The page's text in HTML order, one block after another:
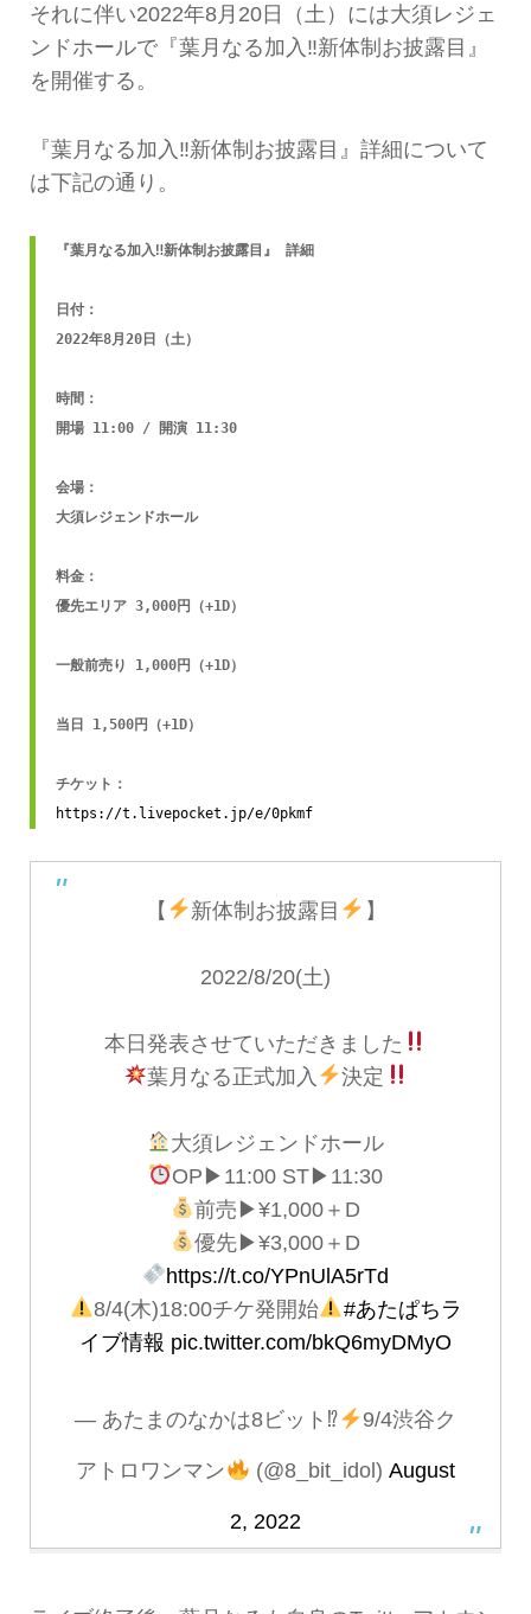
それに伴い2022年8月20日（土）には大須レジェ
ンドホールで『葉月なる加入‼︎新体制お披露目』
を開催する。
『葉月なる加入‼︎新体制お披露目』詳細について
は下記の通り。
『葉月なる加入‼︎新体制お披露目』 詳細
日付：
2022年8月20日（土）
時間：
開場 11:00 / 開演 11:30
会場：
大須レジェンドホール
料金：
優先エリア 3,000円（+1D）
一般前売り 1,000円（+1D）
当日 1,500円（+1D）
https://t.livepocket.jp/e/0pkmf
【 新体制お披露目 】
2022/8/20(土)
本日発表させていただきました
葉月なる正式加入
決定
大須レジェンドホール
OP▶︎11:00 ST▶︎11:30
前売▶︎¥1,000＋D
優先▶︎¥3,000＋D
https://t.co/YPnUlA5rTd
8/4(木)18:00チケ発開始
#あたぱちラ
イブ情報 pic.twitter.com/bkQ6myDMyO
— あたまのなかは8ビット⁉︎ 9/4渋谷ク
アトロワンマン (@8_bit_idol) August
2, 2022